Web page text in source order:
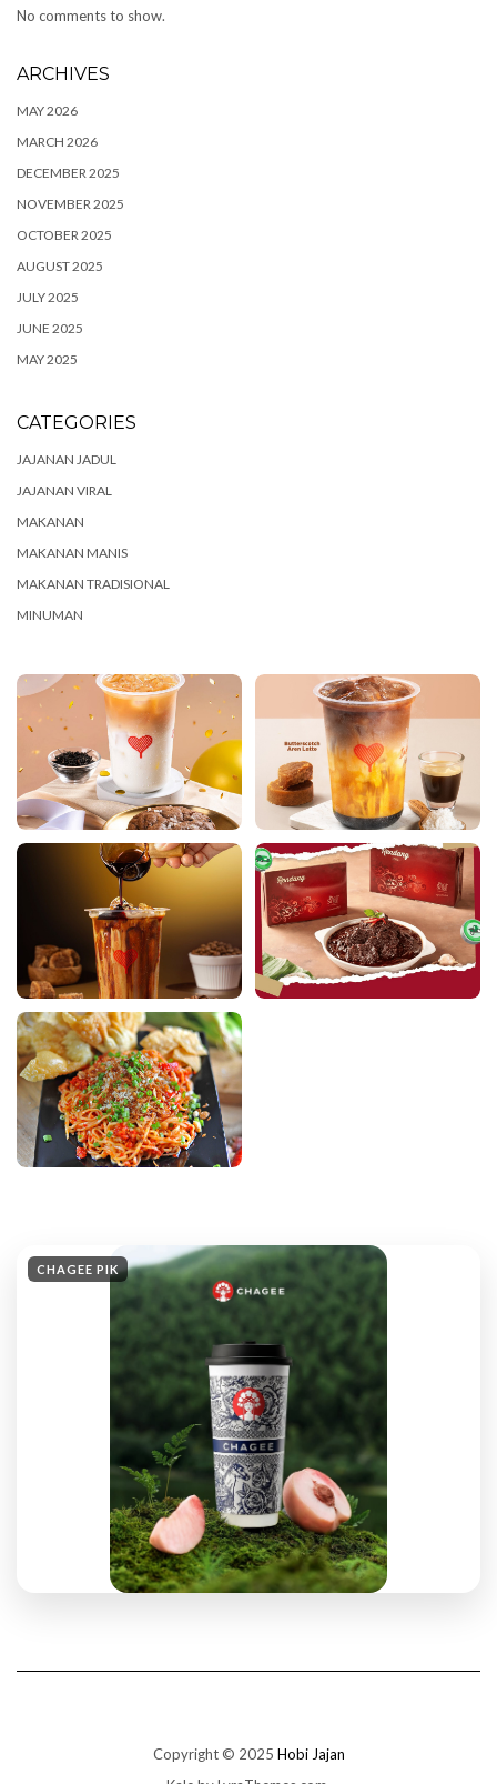
No comments to show.
ARCHIVES
MAY 2026
MARCH 2026
DECEMBER 2025
NOVEMBER 2025
OCTOBER 2025
AUGUST 2025
JULY 2025
JUNE 2025
MAY 2025
CATEGORIES
JAJANAN JADUL
JAJANAN VIRAL
MAKANAN
MAKANAN MANIS
MAKANAN TRADISIONAL
MINUMAN
CHAGEE PIK
Copyright © 2025 Hobi Jajan